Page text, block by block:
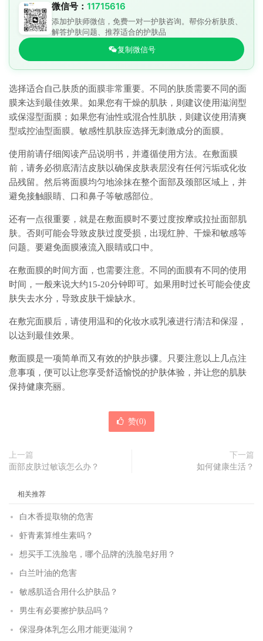
微信号： 11715616
添加护肤师微信，免费一对一护肤咨询。帮你分析肤质、
解答护肤问题、推荐适合的护肤品
复制微信号
选择适合自己肤质的面膜非常重要。不同的肤质需要不同的面
膜来达到最佳效果。如果您有干燥的肌肤，则建议使用滋润型
或保湿型面膜；如果您有油性或混合性肌肤，则建议使用清爽
型或控油型面膜。敏感性肌肤应选择无刺激成分的面膜。
使用前请仔细阅读产品说明书，并遵循使用方法。在敷面膜
前，请务必彻底清洁皮肤以确保皮肤表层没有任何污垢或化妆
品残留。然后将面膜均匀地涂抹在整个面部及颈部区域上，并
避免接触眼睛、口和鼻子等敏感部位。
还有一点很重要，就是在敷面膜时不要过度按摩或拉扯面部肌
肤。否则可能会导致皮肤过度受损，出现红肿、干燥和敏感等
问题。要避免面膜液流入眼睛或口中。
在敷面膜的时间方面，也需要注意。不同的面膜有不同的使用
时间，一般来说大约15-20分钟即可。如果用时过长可能会使皮
肤失去水分，导致皮肤干燥缺水。
在敷完面膜后，请使用温和的化妆水或乳液进行清洁和保湿，
以达到最佳效果。
敷面膜是一项简单而又有效的护肤步骤。只要注意以上几点注
意事项，便可以让您享受舒适愉悦的护肤体验，并让您的肌肤
保持健康亮丽。
赞(0)
上一篇
面部皮肤过敏该怎么办？
下一篇
如何健康生活？
相关推荐
白木香提取物的危害
虾青素算维生素吗？
想买手工洗脸皂，哪个品牌的洗脸皂好用？
白兰叶油的危害
敏感肌适合用什么护肤品？
男生有必要擦护肤品吗？
保湿身体乳怎么用才能更滋润？